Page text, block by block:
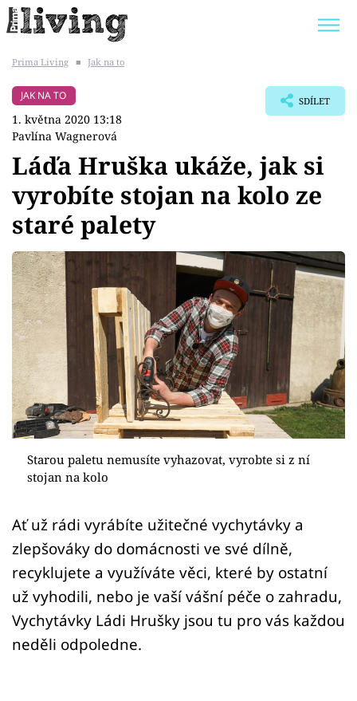
BYDLENÍ SLAVNÝCH
Témata
Bydlení
Zahrada
Design
Sledujte prima+
Přihlášení
Sledujte nás
Prima Living ■ Jak na to
JAK NA TO
1. května 2020 13:18
Pavlína Wagnerová
SDÍLET
Láďa Hruška ukáže, jak si
vyrobíte stojan na kolo ze
staré palety
Starou paletu nemusíte vyhazovat, vyrobte si z ní
stojan na kolo
Ať už rádi vyrábíte užitečné vychytávky a
zlepšováky do domácnosti ve své dílně,
recyklujete a využíváte věci, které by ostatní
už vyhodili, nebo je vaší vášní péče o zahradu,
Vychytávky Ládi Hrušky jsou tu pro vás každou
neděli odpoledne.